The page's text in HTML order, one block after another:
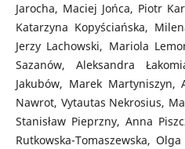
Jarocha, Maciej Jońca, Piotr
Katarzyna Kopyściańska,
Jerzy Lachowski, Mariola
Sazanów, Aleksandra
Jakubów, Marek Martyniszyn,
Nawrot, Vytautas Nekrosius,
Stanisław Pieprzny, Anna
Rutkowska-Tomaszewska,